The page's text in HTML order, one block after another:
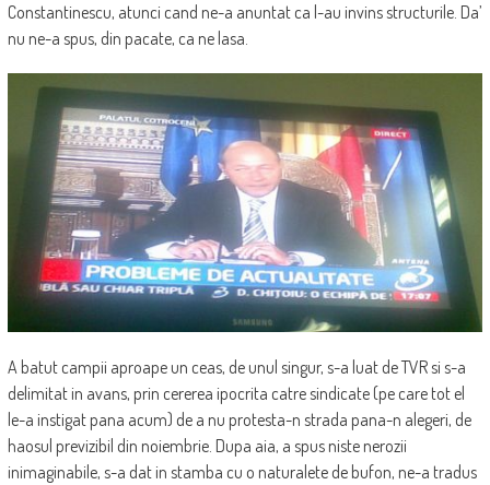
Constantinescu, atunci cand ne-a anuntat ca l-au invins structurile. Da’
nu ne-a spus, din pacate, ca ne lasa.
A batut campii aproape un ceas, de unul singur, s-a luat de TVR si s-a
delimitat in avans, prin cererea ipocrita catre sindicate (pe care tot el
le-a instigat pana acum) de a nu protesta-n strada pana-n alegeri, de
haosul previzibil din noiembrie. Dupa aia, a spus niste nerozii
inimaginabile, s-a dat in stamba cu o naturalete de bufon, ne-a tradus